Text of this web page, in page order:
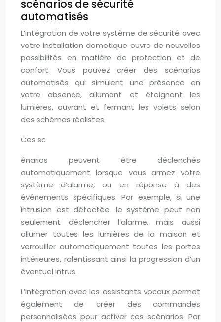
scénarios de sécurité
automatisés
L’intégration de votre système de sécurité avec
votre installation domotique ouvre de nouvelles
possibilités en matière de protection et de
confort. Vous pouvez créer des scénarios
automatisés qui simulent une présence en
votre absence, allumant et éteignant les
lumières, ouvrant et fermant les volets selon
des schémas réalistes.
Ces sc
énarios peuvent être déclenchés
automatiquement lorsque vous armez votre
système d’alarme, ou en réponse à des
événements spécifiques. Par exemple, si une
intrusion est détectée, le système peut non
seulement déclencher l’alarme, mais aussi
allumer toutes les lumières de la maison et
verrouiller automatiquement toutes les portes
intérieures, ralentissant ainsi la progression d’un
éventuel intrus.
L’intégration avec les assistants vocaux permet
également de créer des commandes
personnalisées pour activer ces scénarios. Par